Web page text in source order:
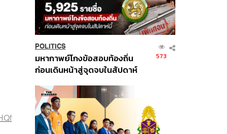
POLITICS
มหากาพย์โกงข้อสอบท้องถิ่น
ก่อนเดินหน้าสู่จุดจบในสัปดาห์
573